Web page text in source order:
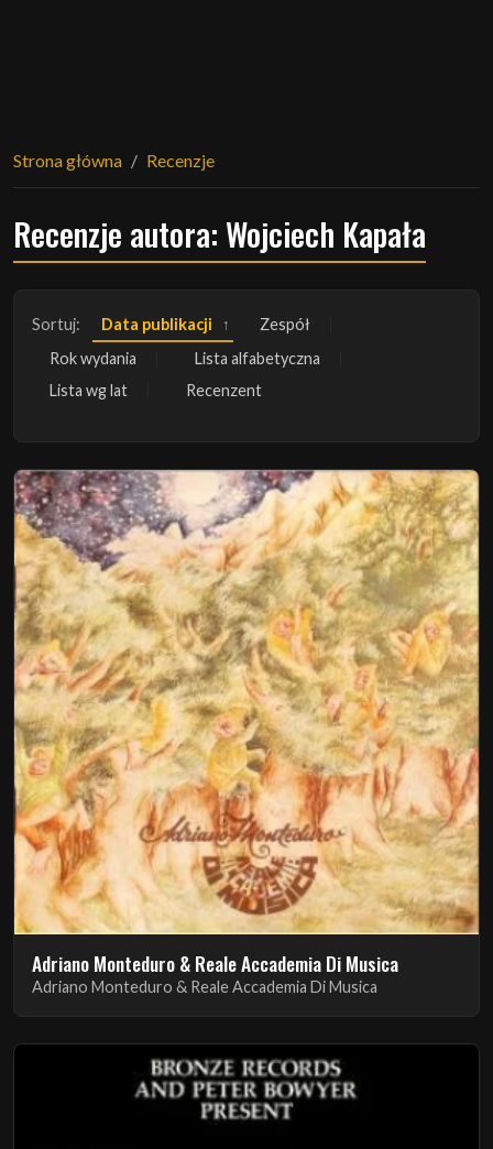
Strona główna Recenzje
Recenzje autora: Wojciech Kapała
Sortuj: Data publikacji
Zespół
Rok wydania
Lista alfabetyczna
Lista wg lat
Recenzent
Adriano Monteduro & Reale Accademia Di Musica
Adriano Monteduro & Reale Accademia Di Musica